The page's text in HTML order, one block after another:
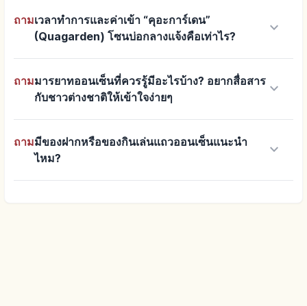
ถามเวลาทำการและค่าเข้า “คุอะการ์เดน”
(Quagarden) โซนบ่อกลางแจ้งคือเท่าไร?
keyboard_arrow_down
ถามมารยาทออนเซ็นที่ควรรู้มีอะไรบ้าง? อยากสื่อสาร
กับชาวต่างชาติให้เข้าใจง่ายๆ
keyboard_arrow_down
ถามมีของฝากหรือของกินเล่นแถวออนเซ็นแนะนำ
ไหม?
keyboard_arrow_down